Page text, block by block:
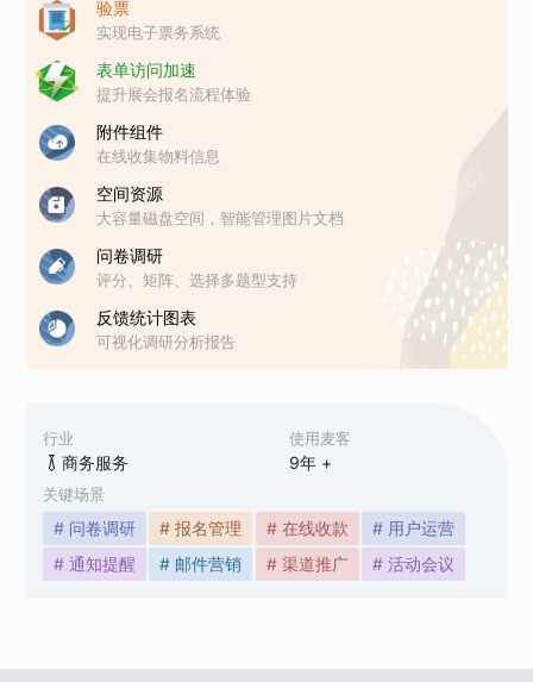
行业
商务服务
使用麦客
9年 +
关键场景
# 问卷调研 # 报名管理 # 在线收款
# 用户运营
# 通知提醒
# 邮件营销 # 渠道推广 # 活动会议
验票
实现电子票务系统
表单访问加速
提升展会报名流程体验
附件组件
在线收集物料信息
空间资源
大容量磁盘空间，智能管理图片文档
问卷调研
评分、矩阵、选择多题型支持
反馈统计图表
可视化调研分析报告